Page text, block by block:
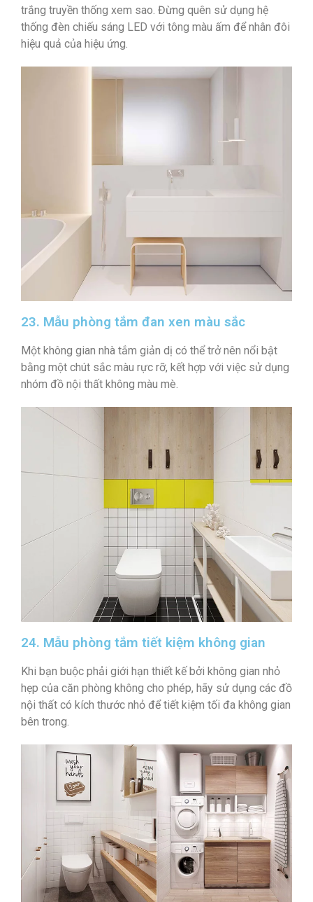
trắng truyền thống xem sao. Đừng quên sử dụng hệ
thống đèn chiếu sáng LED với tông màu ấm để nhân đôi
hiệu quả của hiệu ứng.
23. Mẫu phòng tắm đan xen màu sắc
Một không gian nhà tắm giản dị có thể trở nên nổi bật
bằng một chút sắc màu rực rỡ, kết hợp với việc sử dụng
nhóm đồ nội thất không màu mè.
24. Mẫu phòng tắm tiết kiệm không gian
Khi bạn buộc phải giới hạn thiết kế bởi không gian nhỏ
hẹp của căn phòng không cho phép, hãy sử dụng các đồ
nội thất có kích thước nhỏ để tiết kiệm tối đa không gian
bên trong.